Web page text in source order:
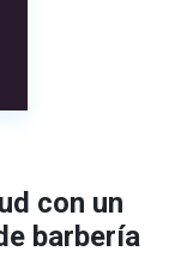
con un
barbería